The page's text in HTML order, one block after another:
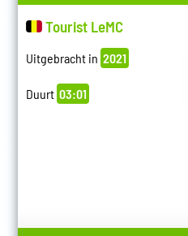
Tourist LeMC
Uitgebracht in 2021
Duurt 03:01